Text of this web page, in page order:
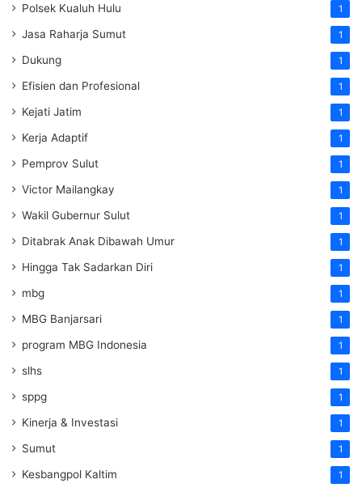
Polsek Kualuh Hulu 1
Jasa Raharja Sumut 1
Dukung 1
Efisien dan Profesional 1
Kejati Jatim 1
Kerja Adaptif 1
Pemprov Sulut 1
Victor Mailangkay 1
Wakil Gubernur Sulut 1
Ditabrak Anak Dibawah Umur 1
Hingga Tak Sadarkan Diri 1
mbg 1
MBG Banjarsari 1
program MBG Indonesia 1
slhs 1
sppg 1
Kinerja & Investasi 1
Sumut 1
Kesbangpol Kaltim 1